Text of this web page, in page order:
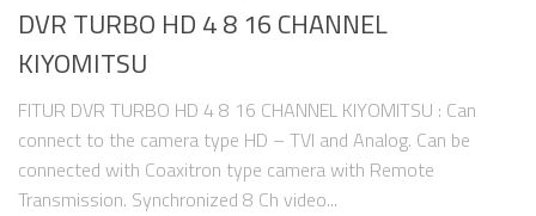
DVR TURBO HD 4 8 16 CHANNEL
KIYOMITSU
FITUR DVR TURBO HD 4 8 16 CHANNEL KIYOMITSU : Can
connect to the camera type HD – TVI and Analog. Can be
connected with Coaxitron type camera with Remote
Transmission. Synchronized 8 Ch video...